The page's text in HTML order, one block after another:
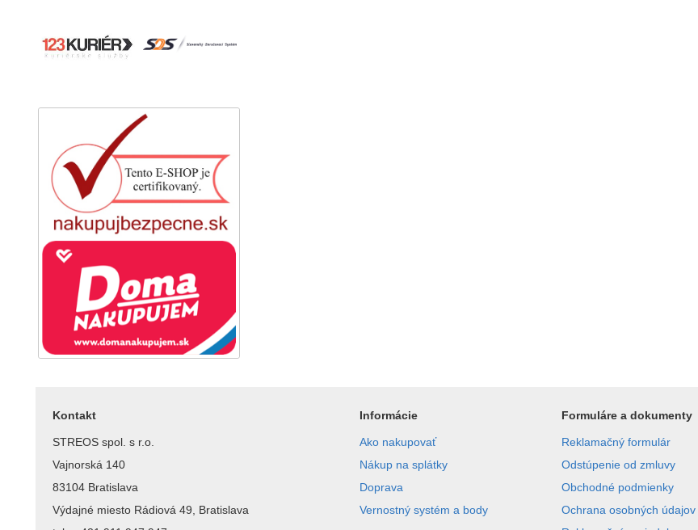
Kontakt
STREOS spol. s r.o.
Vajnorská 140
83104 Bratislava
Výdajné miesto Rádiová 49, Bratislava
Informácie
Ako nakupovať
Nákup na splátky
Doprava
Vernostný systém a body
Formuláre a dokumenty
Reklamačný formulár
Odstúpenie od zmluvy
Obchodné podmienky
Ochrana osobných údajov